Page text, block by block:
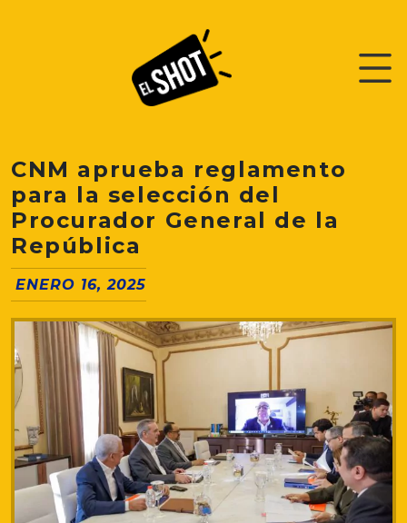
CNM aprueba reglamento
para la selección del
Procurador General de la
República
ENERO 16, 2025